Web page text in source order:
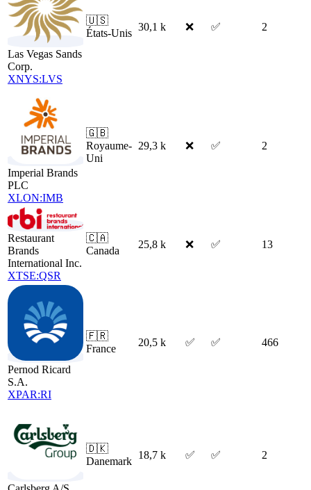
Las Vegas Sands
Corp.
XNYS:LVS
🇺🇸
États-Unis
30,1 k ❌ ✅ 2
Imperial Brands
PLC
XLON:IMB
🇬🇧
Royaume-
Uni
29,3 k ❌ ✅ 2
Restaurant
Brands
International Inc.
XTSE:QSR
🇨🇦
Canada
25,8 k ❌ ✅ 13
Pernod Ricard
S.A.
XPAR:RI
🇫🇷
France
20,5 k ✅ ✅ 466
🇩🇰
Danemark
18,7 k ✅ ✅ 2